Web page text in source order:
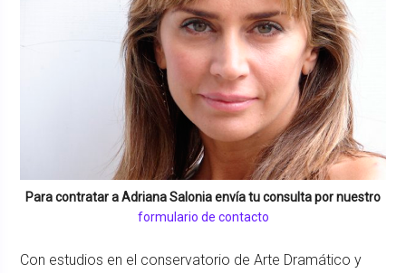
Para contratar aAdriana Saloniaenvía tu consulta por nuestro
formulario de contacto
Con estudios en el conservatorio de Arte Dramático y